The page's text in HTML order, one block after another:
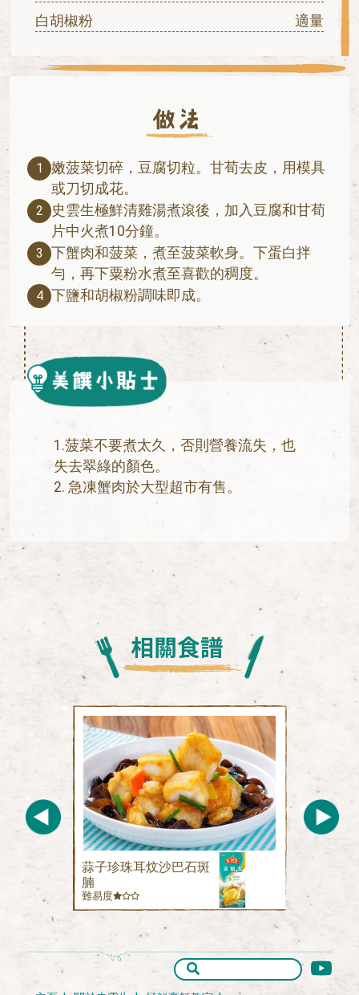
白胡椒粉
適量
1
嫩菠菜切碎，豆腐切粒。甘荀去皮，用模具
或刀切成花。
2
史雲生極鮮清雞湯煮滾後，加入豆腐和甘荀
片中火煮10分鐘。
3
下蟹肉和菠菜，煮至菠菜軟身。下蛋白拌
勻，再下粟粉水煮至喜歡的稠度。
4 下鹽和胡椒粉調味即成。
1.菠菜不要煮太久，否則營養流失，也
失去翠綠的顏色。
2. 急凍蟹肉於大型超市有售。
蒜子珍珠耳炆沙巴石斑
腩
難易度